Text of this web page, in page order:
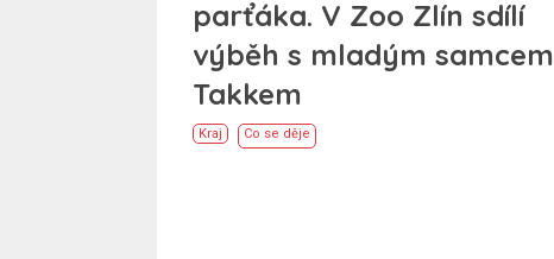
parťáka. V Zoo Zlín sdílí
výběh s mladým samcem
Takkem
Kraj Co se děje